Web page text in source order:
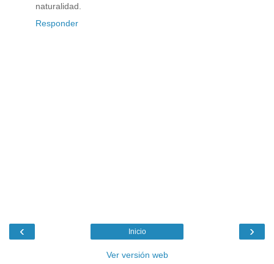
naturalidad.
Responder
‹ ›
Inicio
Ver versión web